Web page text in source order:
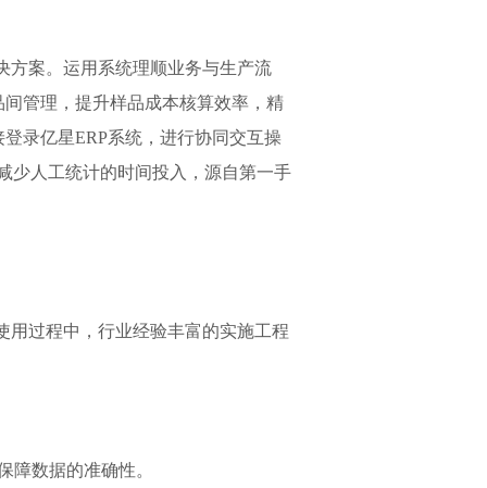
方案。运用系统理顺业务与生产流
管理，提升样品成本核算效率，精
录亿星ERP系统，进行协同交互操
少人工统计的时间投入，源自第一手
用过程中，行业经验丰富的实施工程
障数据的准确性。